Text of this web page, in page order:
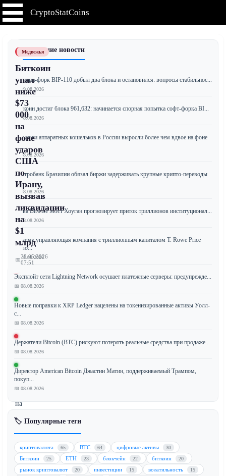
CryptoStatCoins
Медвежья
Биткоин
упал
ниже
$73
000
на
фоне
ударов
США
по
Ирану,
вызвав
ликвидации
на
$1
млрд
📅28.05.2026
07:51
Цена
биткоина
(BTC)
опустилась
ниже
в
$73
000
на
эскалации
напряженности
после
военных
📰 Последние новости
Биткоин-форк BIP-110 добыл два блока и остановился: вопросы стабильнос...
📅 09.08.2026
Биткоин достиг блока 961,632: начинается спорная попытка софт-форка BI...
📅 08.08.2026
Продажи аппаратных кошельков в России выросли более чем вдвое на фоне
📅 08.08.2026
Центробанк Бразилии обязал биржи задерживать крупные крипто-переводы
з...
📅 08.08.2026
Глава Bitwise Мэтт Хоуган прогнозирует приток триллионов институционал...
📅 08.08.2026
Почему управляющая компания с триллионным капиталом T. Rowe Price
вклю...
📅 08.08.2026
Эксплойт сети Lightning Network осушает платежные серверы: предупрежде...
📅 08.08.2026
Новые поправки к XRP Ledger нацелены на токенизированные активы Уолл-
с...
📅 08.08.2026
Держатели Bitcoin (BTC) рискуют потерять реальные средства при продаже...
📅 08.08.2026
Директор American Bitcoin Джастин Матин, поддерживаемый Трампом,
покуп...
📅 08.08.2026
🏷️ Популярные теги
криптовалюта 65 BTC 64 цифровые активы 30
Биткоин 25 ETH 23 блокчейн 22 биткоин 20
рынок криптовалют 20 инвестиции 15 волатильность 15